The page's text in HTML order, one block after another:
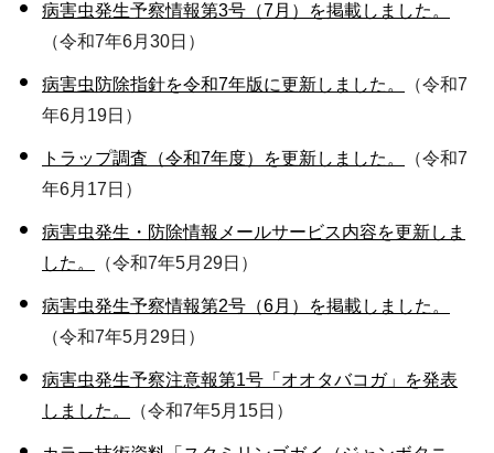
病害虫発生予察情報第3号（7月）を掲載しました。
（令和7年6月30日）
病害虫防除指針を令和7年版に更新しました。
（令和7
年6月19日）
トラップ調査（令和7年度）を更新しました。
（令和7
年6月17日）
病害虫発生・防除情報メールサービス内容を更新しま
した。
（令和7年5月29日）
病害虫発生予察情報第2号（6月）を掲載しました。
（令和7年5月29日）
病害虫発生予察注意報第1号「オオタバコガ」を発表
しました。
（令和7年5月15日）